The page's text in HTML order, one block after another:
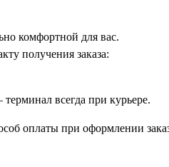
комфортной для вас.
получения заказа:
всегда при курьере.
оплаты при оформлении